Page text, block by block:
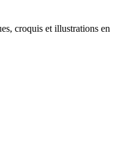
croquis et illustrations en